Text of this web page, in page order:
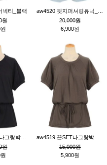
넥티_블랙
원
20,000원
6,900원
원
15,000원
5,900원